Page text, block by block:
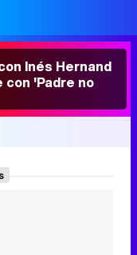
Inés Hernand
'Padre no